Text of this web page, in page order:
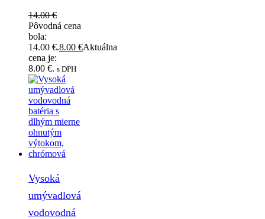
14.00€
Pôvodná cena
bola:
14.00 €.8.00 €Aktuálna
cena je:
8.00 €. s DPH
Vysoká
umývadlová
vodovodná